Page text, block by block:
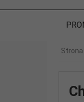
Strona